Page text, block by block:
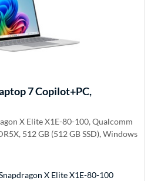
7 Copilot+PC,
X Elite X1E-80-100, Qualcomm
512 GB (512 GB SSD), Windows
X Elite X1E-80-100